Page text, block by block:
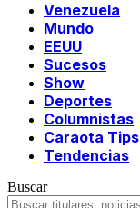
Venezuela
Mundo
EEUU
Sucesos
Show
Deportes
Columnistas
Caraota Tips
Tendencias
Buscar